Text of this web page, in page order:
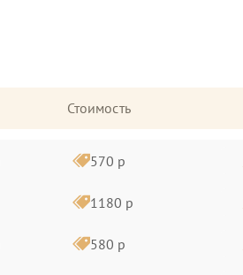
Стоимость
570 р
1180 р
580 р